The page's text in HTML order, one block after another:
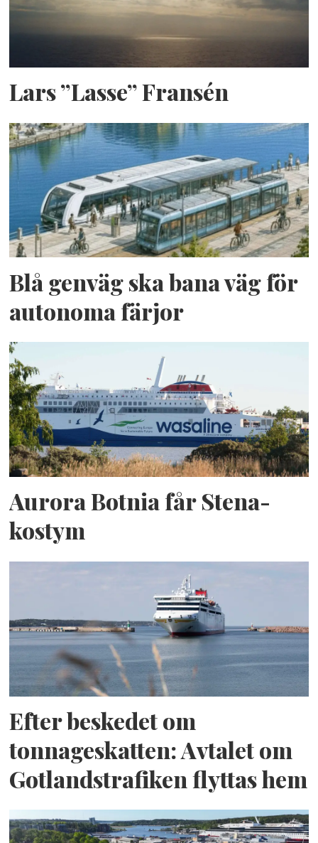
Lars ”Lasse” Fransén
Blå genväg ska bana väg för
autonoma färjor
Aurora Botnia får Stena-
kostym
Efter beskedet om
tonnageskatten: Avtalet om
Gotlandstrafiken flyttas hem